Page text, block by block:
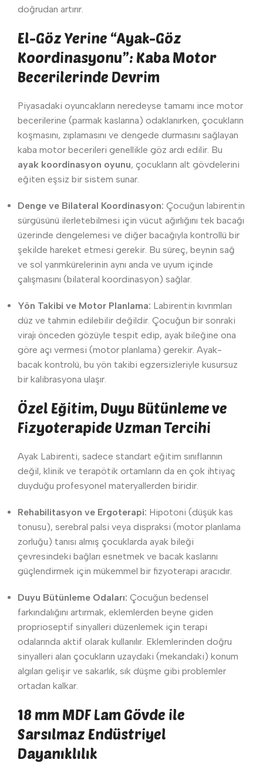
doğrudan artırır.
El-Göz Yerine “Ayak-Göz
Koordinasyonu”: Kaba Motor
Becerilerinde Devrim
Piyasadaki oyuncakların neredeyse tamamı ince motor
becerilerine (parmak kaslarına) odaklanırken, çocukların
koşmasını, zıplamasını ve dengede durmasını sağlayan
kaba motor becerileri genellikle göz ardı edilir. Bu
ayak koordinasyon oyunu, çocukların alt gövdelerini
eğiten eşsiz bir sistem sunar.
Denge ve Bilateral Koordinasyon: Çocuğun labirentin
sürgüsünü ilerletebilmesi için vücut ağırlığını tek bacağı
üzerinde dengelemesi ve diğer bacağıyla kontrollü bir
şekilde hareket etmesi gerekir. Bu süreç, beynin sağ
ve sol yarımkürelerinin aynı anda ve uyum içinde
çalışmasını (bilateral koordinasyon) sağlar.
Yön Takibi ve Motor Planlama: Labirentin kıvrımları
düz ve tahmin edilebilir değildir. Çocuğun bir sonraki
virajı önceden gözüyle tespit edip, ayak bileğine ona
göre açı vermesi (motor planlama) gerekir. Ayak-
bacak kontrolü, bu yön takibi egzersizleriyle kusursuz
bir kalibrasyona ulaşır.
Özel Eğitim, Duyu Bütünleme ve
Fizyoterapide Uzman Tercihi
Ayak Labirenti, sadece standart eğitim sınıflarının
değil, klinik ve terapötik ortamların da en çok ihtiyaç
duyduğu profesyonel materyallerden biridir.
Rehabilitasyon ve Ergoterapi: Hipotoni (düşük kas
tonusu), serebral palsi veya dispraksi (motor planlama
zorluğu) tanısı almış çocuklarda ayak bileği
çevresindeki bağları esnetmek ve bacak kaslarını
güçlendirmek için mükemmel bir fizyoterapi aracıdır.
Duyu Bütünleme Odaları: Çocuğun bedensel
farkındalığını artırmak, eklemlerden beyne giden
proprioseptif sinyalleri düzenlemek için terapi
odalarında aktif olarak kullanılır. Eklemlerinden doğru
sinyalleri alan çocukların uzaydaki (mekandaki) konum
algıları gelişir ve sakarlık, sık düşme gibi problemler
ortadan kalkar.
18 mm MDF Lam Gövde ile
Sarsılmaz Endüstriyel
Dayanıklılık